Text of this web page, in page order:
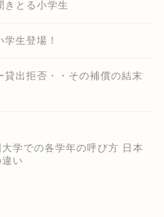
きとる小学生
生登場！
貸出拒否・・その補償の結末
大学での各学年の呼び方 日本
違い